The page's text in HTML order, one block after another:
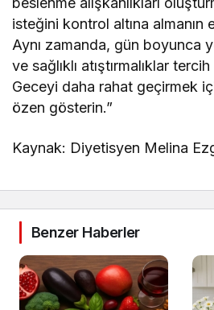
isteğini kontrol altına almanın
Aynı zamanda, gün boyunca
ve sağlıklı atıştırmalıklar
Geceyi daha rahat geçirmek
özen gösterin.”
Kaynak: Diyetisyen Melina
Benzer Haberler